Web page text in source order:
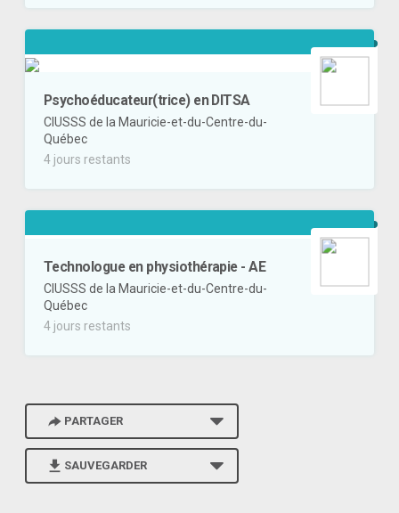
Psychoéducateur(trice) en DITSA
CIUSSS de la Mauricie-et-du-Centre-du-
Québec
4 jours restants
Technologue en physiothérapie - AE
CIUSSS de la Mauricie-et-du-Centre-du-
Québec
4 jours restants
PARTAGER
SAUVEGARDER